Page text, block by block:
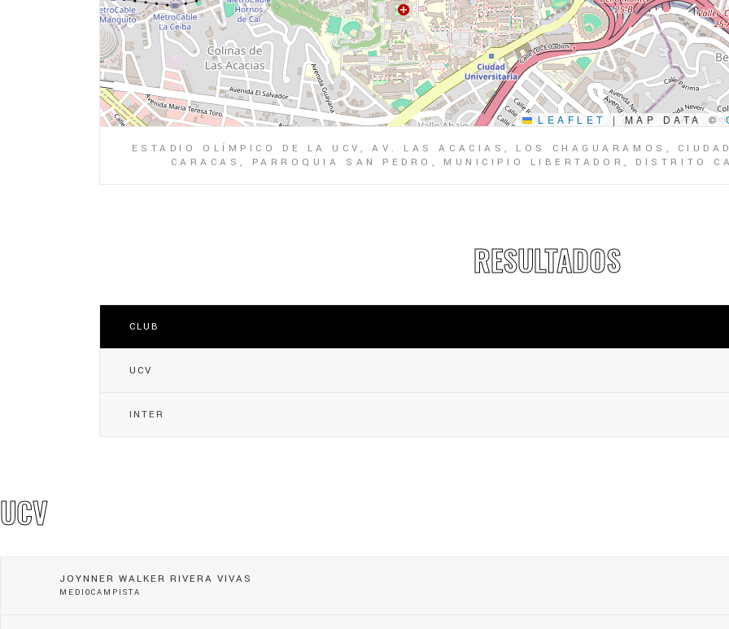
LEAFLET | MAP DATA ©
ESTADIO OLÍMPICO DE LA UCV, AV. LAS ACACIAS, LOS CHAGUARAMOS,
CARACAS, PARROQUIA SAN PEDRO, MUNICIPIO LIBERTADOR, DISTRITO
RESULTADOS
CLUB
UCV
INTER
UCV
JOYNNER WALKER RIVERA VIVAS
MEDIOCAMPISTA